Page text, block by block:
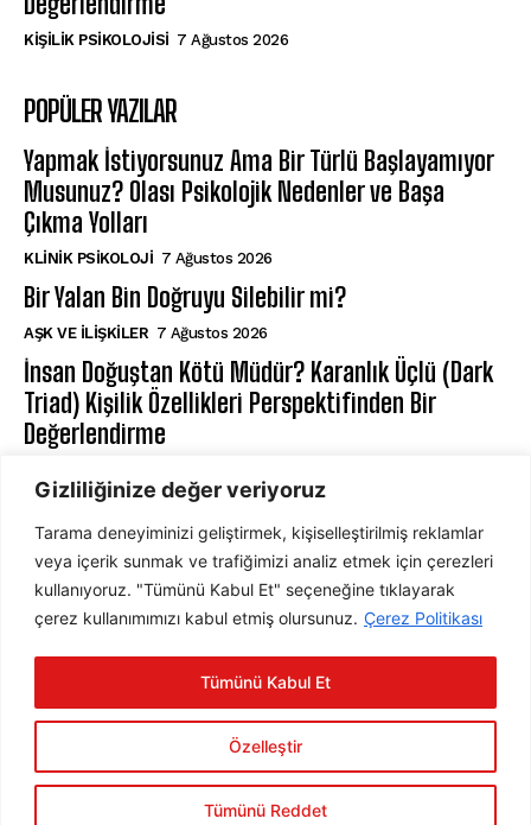
Gizliliğinize değer veriyoruz
Tarama deneyiminizi geliştirmek, kişiselleştirilmiş reklamlar
veya içerik sunmak ve trafiğimizi analiz etmek için çerezleri
kullanıyoruz. "Tümünü Kabul Et" seçeneğine tıklayarak
çerez kullanımımızı kabul etmiş olursunuz. Çerez Politikası
Özelleştir
Tümünü Reddet
Tümünü Kabul Et
KIŞILIK PSIKOLOJISI 7 Ağustos 2026
POPÜLER YAZILAR
Yapmak İstiyorsunuz Ama Bir Türlü Başlayamıyor
Musunuz? Olası Psikolojik Nedenler ve Başa
Çıkma Yolları
KLINIK PSIKOLOJI 7 Ağustos 2026
Bir Yalan Bin Doğruyu Silebilir mi?
AŞK VE İLIŞKILER 7 Ağustos 2026
İnsan Doğuştan Kötü Müdür? Karanlık Üçlü (Dark
Triad) Kişilik Özellikleri Perspektifinden Bir
Değerlendirme
ABONE OL
ABONE OL
okudum, onaylıyorum.